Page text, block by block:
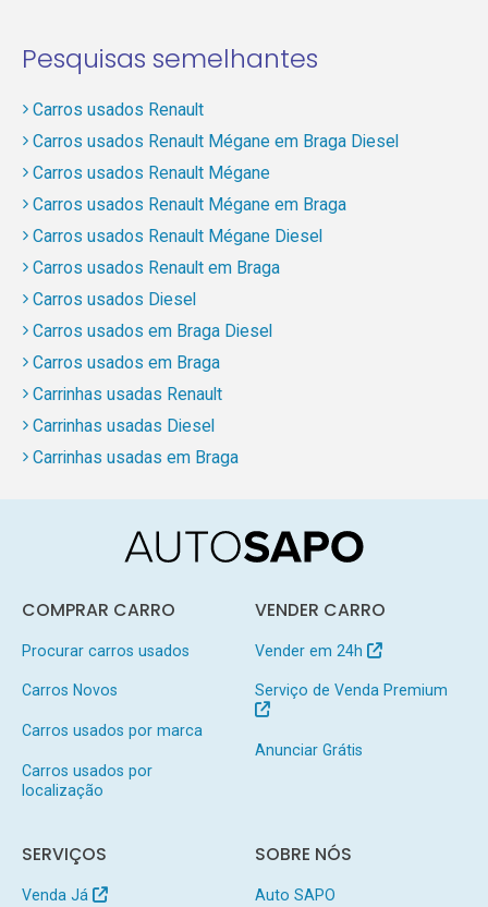
Pesquisas semelhantes
Carros usados Renault
Carros usados Renault Mégane em Braga Diesel
Carros usados Renault Mégane
Carros usados Renault Mégane em Braga
Carros usados Renault Mégane Diesel
Carros usados Renault em Braga
Carros usados Diesel
Carros usados em Braga Diesel
Carros usados em Braga
Carrinhas usadas Renault
Carrinhas usadas Diesel
Carrinhas usadas em Braga
COMPRAR CARRO
Procurar carros usados
Carros Novos
Carros usados por marca
Carros usados por
localização
VENDER CARRO
Vender em 24h
Serviço de Venda Premium
Anunciar Grátis
SERVIÇOS
Venda Já
SOBRE NÓS
Auto SAPO